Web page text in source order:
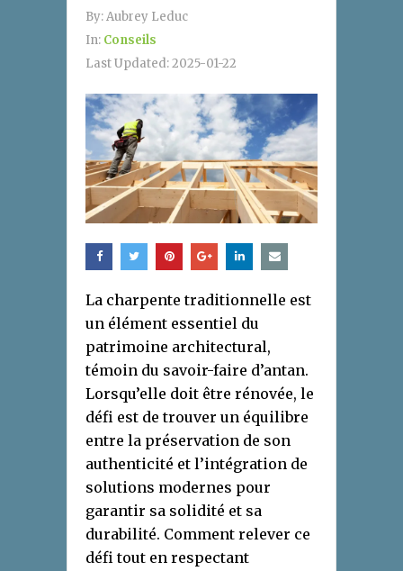
By:Aubrey Leduc
In: Conseils
Last Updated:2025-01-22
La charpente traditionnelle est
un élément essentiel du
patrimoine architectural,
témoin du savoir-faire d’antan.
Lorsqu’elle doit être rénovée, le
défi est de trouver un équilibre
entre la préservation de son
authenticité et l’intégration de
solutions modernes pour
garantir sa solidité et sa
durabilité. Comment relever ce
défi tout en respectant